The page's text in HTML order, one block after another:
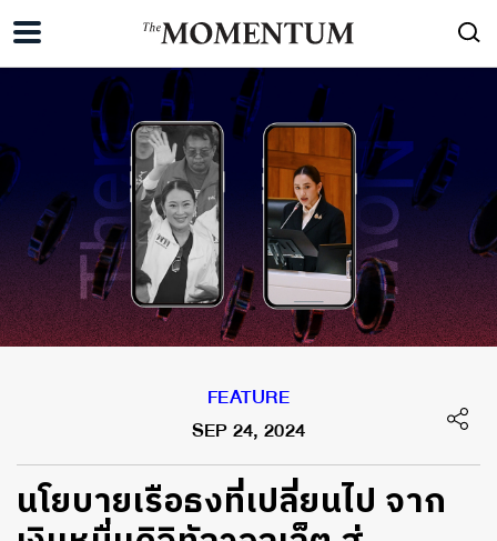
FEATURE
SEP 24, 2024
นโยบายเรือธงที่เปลี่ยนไป จาก